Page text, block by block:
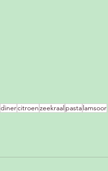
dinercitroenzeekraal pasta lamsoor